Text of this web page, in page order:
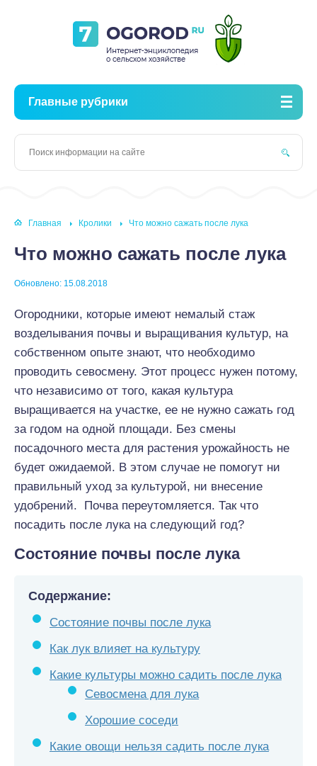
Главные рубрики
Главная Кролики Что можно сажать после лука
Что можно сажать после лука
Обновлено: 15.08.2018
Огородники, которые имеют немалый стаж
возделывания почвы и выращивания культур, на
собственном опыте знают, что необходимо
проводить севосмену. Этот процесс нужен потому,
что независимо от того, какая культура
выращивается на участке, ее не нужно сажать год
за годом на одной площади. Без смены
посадочного места для растения урожайность не
будет ожидаемой. В этом случае не помогут ни
правильный уход за культурой, ни внесение
удобрений. Почва переутомляется. Так что
посадить после лука на следующий год?
Состояние почвы после лука
Содержание:
Состояние почвы после лука
Как лук влияет на культуру
Какие культуры можно садить после лука
Севосмена для лука
Хорошие соседи
Какие овощи нельзя садить после лука